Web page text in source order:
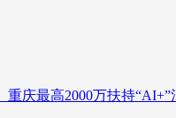
庆最高2000万扶持